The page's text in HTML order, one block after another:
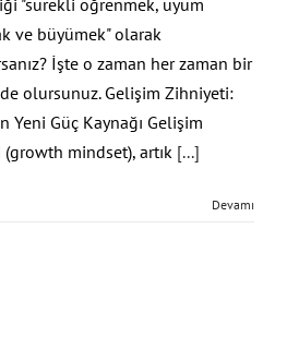
"sürekli öğrenmek, uyum
ve büyümek" olarak
İşte o zaman her zaman bir
olursunuz. Gelişim Zihniyeti:
Yeni Güç Kaynağı Gelişim
mindset), artık [...]
Devamı